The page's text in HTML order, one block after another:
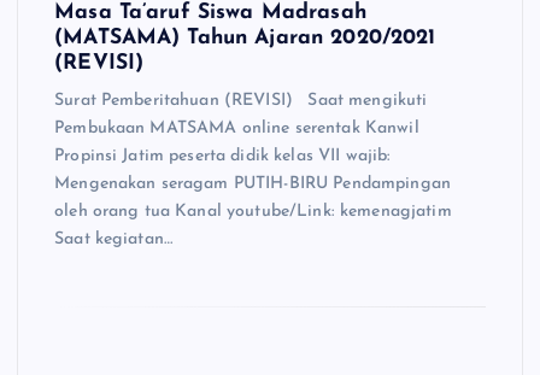
Masa Ta’aruf Siswa Madrasah
(MATSAMA) Tahun Ajaran 2020/2021
(REVISI)
Surat Pemberitahuan (REVISI) Saat mengikuti
Pembukaan MATSAMA online serentak Kanwil
Propinsi Jatim peserta didik kelas VII wajib:
Mengenakan seragam PUTIH-BIRU Pendampingan
oleh orang tua Kanal youtube/Link: kemenagjatim
Saat kegiatan…